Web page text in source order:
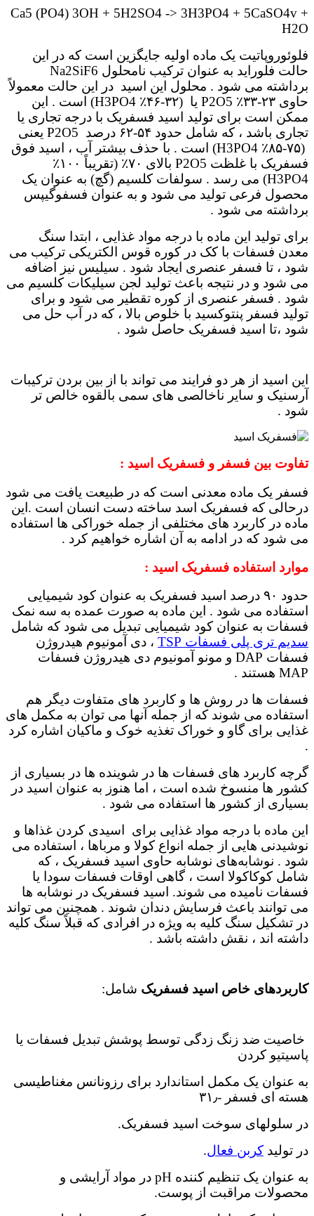
Ca5 (PO4) 3OH + 5H2SO4 -> 3H3PO4 + 5CaSO4v +
H2O
فلوئوروپاتیت یک ماده اولیه جایگزین است که در این
حالت فلوراید به عنوان ترکیب نامحلول Na2SiF6
برداشته می شود . محلول این اسید در این حالت معمولاً
حاوی ۲۳-۳۳٪ P2O5 یا (۳۲-۴۶٪ H3PO4) است . این
ممکن است برای تولید اسید فسفریک با درجه تجاری یا
تجاری باشد ، که شامل حدود ۵۴-۶۲ درصد P2O5 یعنی
(۷۵-۸۵٪ H3PO4) است . با حذف بیشتر آب ، اسید فوق
فسفریک با غلظت P2O5 بالای ۷۰٪ (تقریباً ۱۰۰٪
H3PO4) می رسد . سولفات کلسیم (گچ) به عنوان یک
محصول فرعی تولید می شود و به عنوان فسفوگیپس
برداشته می شود .
برای تولید این ماده با درجه مواد غذایی ، ابتدا سنگ
معدن فسفات با کک در کوره قوس الکتریکی ترکیب می
شود ، تا فسفر عنصری ایجاد شود . سیلیس نیز اضافه
می شود و در نتیجه باعث تولید لجن سیلیکات کلسیم می
شود . فسفر عنصری از کوره تقطیر می شود و برای
تولید فسفر پنتوکسید با خلوص بالا ، که در آب حل می
شود ،تا اسید فسفریک حاصل شود .
این اسید از هر دو فرایند می تواند با از بین بردن ترکیبات
آرسنیک و سایر ناخالصی های سمی بالقوه خالص تر
شود .
تفاوت بین فسفر و فسفریک اسید :
فسفر یک ماده معدنی است که در طبیعت یافت می شود
درحالی که فسفریک اسد ساخته دست انسان است .این
ماده در کاربرد های مختلفی از جمله خوراکی ها استفاده
می شود که در ادامه به آن اشاره خواهیم کرد .
موارد استفاده فسفریک اسید :
حدود ۹۰ درصد اسید فسفریک به عنوان کود شیمیایی
استفاده می شود . این ماده به صورت عمده به سه نمک
فسفات به عنوان کود شیمیایی تبدیل می شود که شامل
سدیم تری پلی فسفات TSP
، دی آمونیوم هیدروژن
فسفات DAP و مونو آمونیوم دی هیدروژن فسفات
MAP هستند .
فسفات ها در روش ها و کاربرد های متفاوت دیگر هم
استفاده می شوند که از جمله آنها می توان به مکمل های
غذایی برای گاو و خوراک تغذیه خوک و ماکیان اشاره کرد
.
گرچه کاربرد های فسفات ها در شوینده ها در بسیاری از
کشور ها منسوخ شده است ، اما هنوز به عنوان اسید در
بسیاری از کشور ها استفاده می شود .
این ماده با درجه مواد غذایی برای اسیدی کردن غذاها و
نوشیدنی هایی از جمله انواع کولا و مرباها ، استفاده می
شود . نوشابه‌های نوشابه حاوی اسید فسفریک ، که
شامل کوکاکولا است ، گاهی اوقات فسفات سودا یا
فسفات نامیده می شوند. اسید فسفریک در نوشابه ها
می توانند باعث فرسایش دندان شوند . همچنین می تواند
در تشکیل سنگ کلیه به ویژه در افرادی که قبلاً سنگ کلیه
داشته اند ، نقش داشته باشد .
کاربردهای خاص اسید فسفریک شامل:
خاصیت ضد زنگ زدگی توسط پوشش تبدیل فسفات یا
پاسیتیو کردن
به عنوان یک مکمل استاندارد برای رزونانس مغناطیسی
هسته ای فسفر -۳۱٫
در سلولهای سوخت اسید فسفریک.
در تولید کربن فعال.
به عنوان یک تنظیم کننده pH در مواد آرایشی و
محصولات مراقبت از پوست.